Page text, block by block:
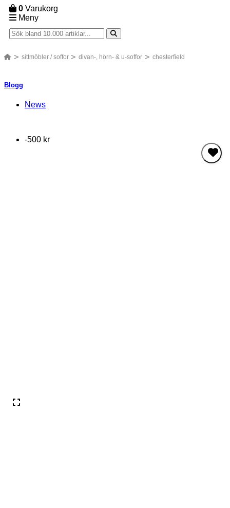
0 Varukorg
Meny
sittmöbler / soffor divan-, hörn- & u-soffor chesterfield
Blogg
News
-500 kr